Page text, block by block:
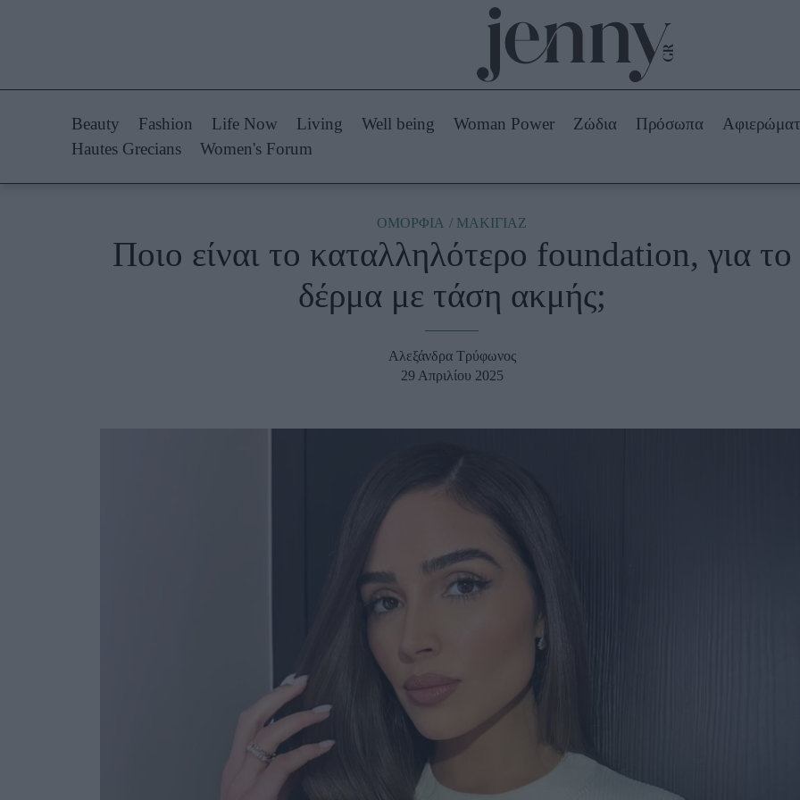
Styling Tips
Fashion News
Beauty -
Ομορφιά
Skincare
Μακιγιάζ
Woman Power Πρόσωπα
Celebrities
Ζώδια
Γάμος
Beauty Fashion Life Now Living Well being Woman Power Ζώδια Πρόσωπα
Hautes Grecians
Women's Forum
ΟΜΟΡΦΙΑ ΜΑΚΙΓΙΑΖ
Ποιο είναι το καταλληλότερο foundation, για το
δέρμα με τάση ακμής;
Αλεξάνδρα Τρύφωνος
29 Απριλίου 2025